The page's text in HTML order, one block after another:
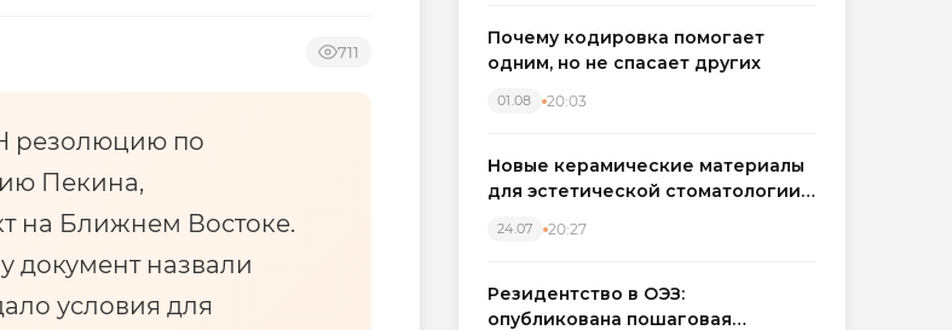
711
резолюцию по
Пекина,
на Ближнем Востоке.
документ назвали
условия для
Почему кодировка помогает
одним, но не спасает других
01.08 20:03
Новые керамические материалы
для эстетической стоматологии
24.07 20:27
Резидентство в ОЭЗ:
опубликована пошаговая